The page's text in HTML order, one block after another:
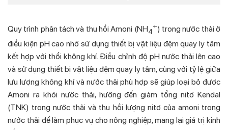
Quy trình phân tách và thu hồi Amoni (NH4
+) trong nước thải ở
điều kiện pH cao nhờ sử dụng thiết bị vật liệu đệm quay ly tâm
kết hợp với thổi không khí. Điều chỉnh độ pH nước thải lên cao
và sử dụng thiết bị vật liệu đệm quay ly tâm, cùng với tỷ lệ giữa
lưu lượng không khí và nước thải phù hợp sẽ giúp loại bỏ được
Amoni ra khỏi nước thải, hướng đến giảm tổng nitơ Kendal
(TNK) trong nước thải và thu hồi lượng nitơ của amoni trong
nước thải để làm phục vụ cho nông nghiệp, mang lại giá trị kinh